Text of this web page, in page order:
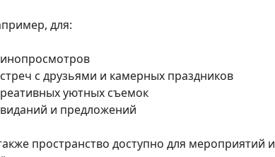
для:
с друзьями и камерных праздников
уютных съемок
и предложений
пространство доступно для мероприятий и